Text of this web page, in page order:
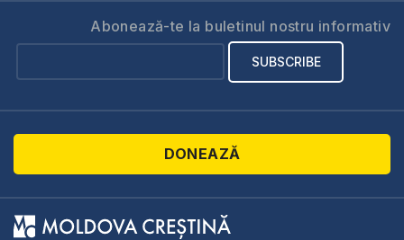
Abonează-te la buletinul nostru informativ
DONEAZĂ